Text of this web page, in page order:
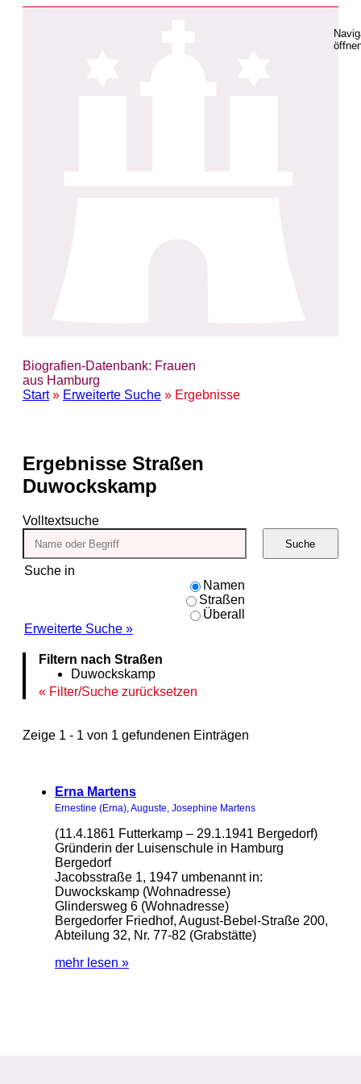
Biografien-Datenbank: Frauen
aus Hamburg
Start» Erweiterte Suche » Ergebnisse
Ergebnisse Straßen
Duwockskamp
Volltextsuche
Suche in
Namen
Straßen
Überall
Erweiterte Suche »
Suche
Filtern nach Straßen
Duwockskamp
Filter/Suche zurücksetzen
Zeige 1 - 1 von 1 gefundenen Einträgen
Erna Martens
Ernestine (Erna), Auguste, Josephine Martens
(11.4.1861 Futterkamp – 29.1.1941 Bergedorf)
Gründerin der Luisenschule in Hamburg
Bergedorf
Jacobsstraße 1, 1947 umbenannt in:
Duwockskamp (Wohnadresse)
Glindersweg 6 (Wohnadresse)
Bergedorfer Friedhof, August-Bebel-Straße 200,
Abteilung 32, Nr. 77-82 (Grabstätte)
mehr lesen »